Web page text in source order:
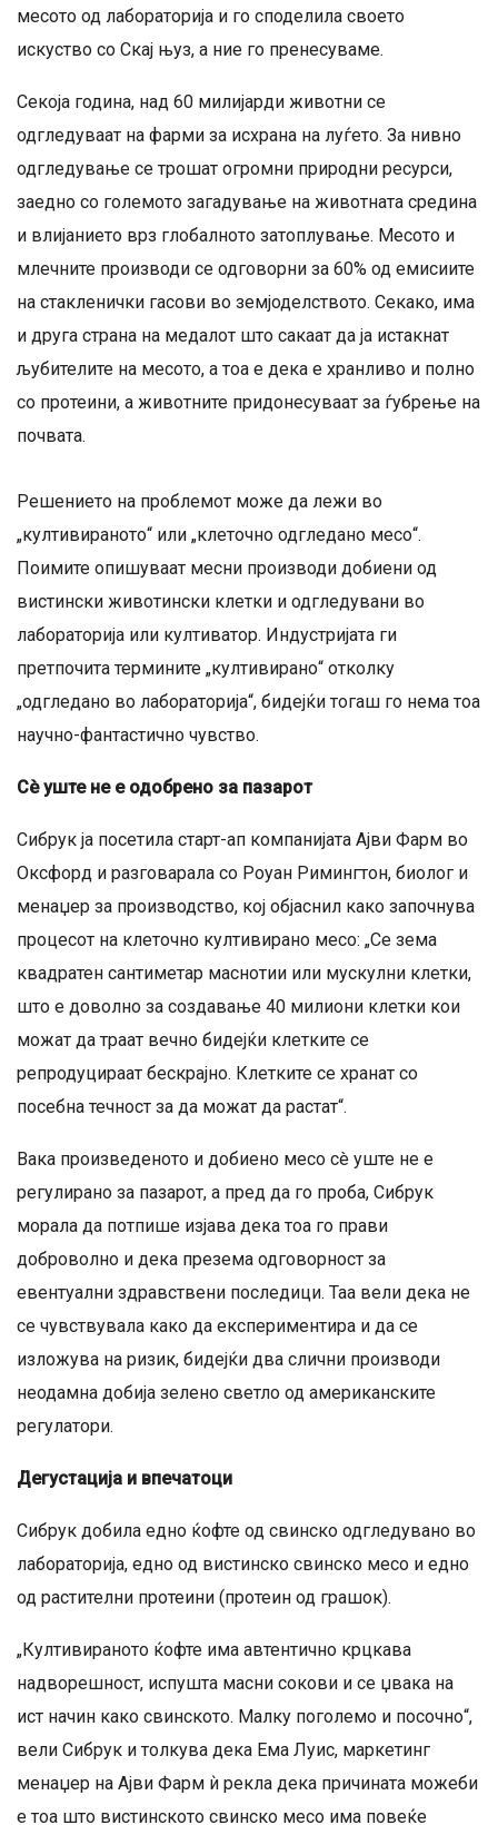
месото од лабораторија и го споделила своето
искуство со Скај њуз, а ние го пренесуваме.
Секоја година, над 60 милијарди животни се
одгледуваат на фарми за исхрана на луѓето. За нивно
одгледување се трошат огромни природни ресурси,
заедно со големото загадување на животната средина
и влијанието врз глобалното затоплување. Месото и
млечните производи се одговорни за 60% од емисиите
на стакленички гасови во земјоделството. Секако, има
и друга страна на медалот што сакаат да ја истакнат
љубителите на месото, а тоа е дека е хранливо и полно
со протеини, а животните придонесуваат за ѓубрење на
почвата.
Решението на проблемот може да лежи во
„култивираното“ или „клеточно одгледано месо“.
Поимите опишуваат месни производи добиени од
вистински животински клетки и одгледувани во
лабораторија или култиватор. Индустријата ги
претпочита термините „култивирано“ отколку
„одгледано во лабораторија“, бидејќи тогаш го нема тоа
научно-фантастично чувство.
Сè уште не е одобрено за пазарот
Сибрук ја посетила старт-ап компанијата Ајви Фарм во
Оксфорд и разговарала со Роуан Римингтон, биолог и
менаџер за производство, кој објаснил како започнува
процесот на клеточно култивирано месо: „Се зема
квадратен сантиметар маснотии или мускулни клетки,
што е доволно за создавање 40 милиони клетки кои
можат да траат вечно бидејќи клетките се
репродуцираат бескрајно. Клетките се хранат со
посебна течност за да можат да растат“.
Вака произведеното и добиено месо сè уште не е
регулирано за пазарот, а пред да го проба, Сибрук
морала да потпише изјава дека тоа го прави
доброволно и дека презема одговорност за
евентуални здравствени последици. Таа вели дека не
се чувствувала како да експериментира и да се
изложува на ризик, бидејќи два слични производи
неодамна добија зелено светло од американските
регулатори.
Дегустација и впечатоци
Сибрук добила едно ќофте од свинско одгледувано во
лабораторија, едно од вистинско свинско месо и едно
од растителни протеини (протеин од грашок).
„Култивираното ќофте има автентично крцкава
надворешност, испушта масни сокови и се џвака на
ист начин како свинското. Малку поголемо и посочно“,
вели Сибрук и толкува дека Ема Луис, маркетинг
менаџер на Ајви Фарм ѝ рекла дека причината можеби
е тоа што вистинското свинско месо има повеќе